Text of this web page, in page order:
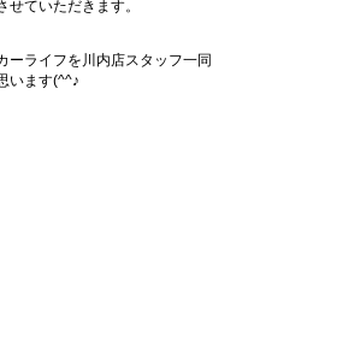
ていただきます。
ーライフを川内店スタッフ一同
います(^^♪